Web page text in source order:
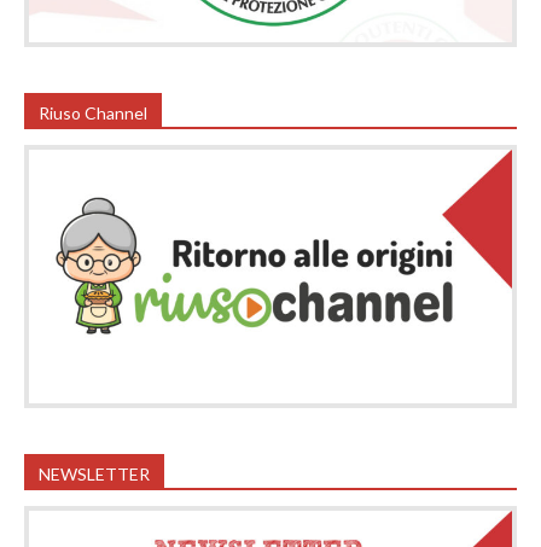
Riuso Channel
NEWSLETTER